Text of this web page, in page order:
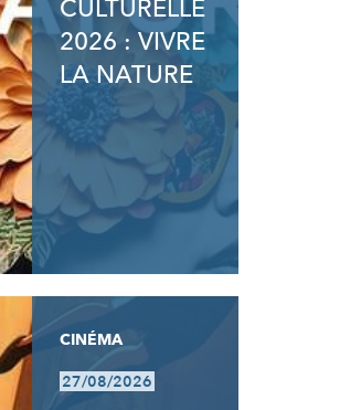
CULTURELLE
2026 : VIVRE
LA NATURE
CINÉMA
27/08/2026